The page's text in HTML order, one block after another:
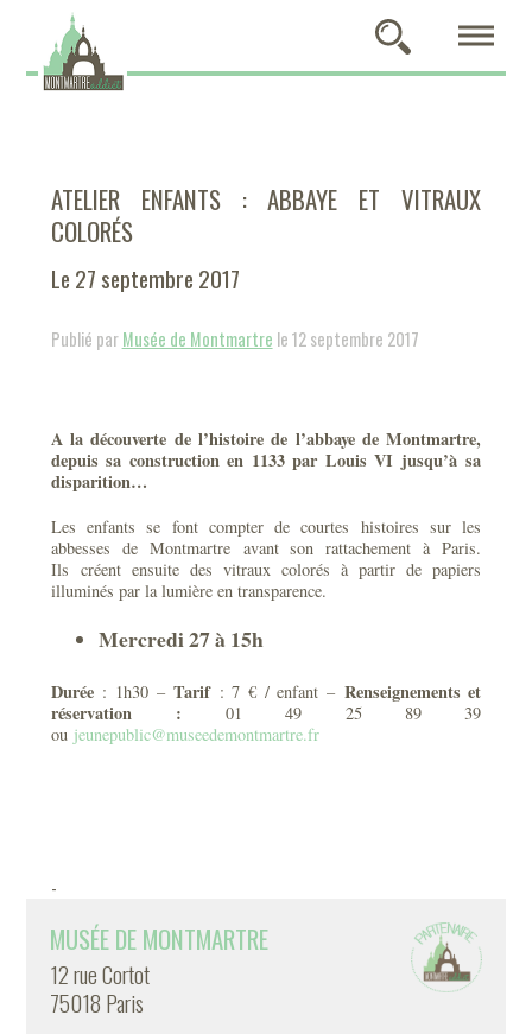
ATELIER ENFANTS : ABBAYE ET VITRAUX
COLORÉS
Le 27 septembre 2017
Publié parMusée de Montmartre le 12 septembre 2017
A la découverte de l’histoire de l’abbaye de Montmartre,
depuis sa construction en 1133 par Louis VI jusqu’à sa
disparition…
Les enfants se font compter de courtes histoires sur les
abbesses de Montmartre avant son rattachement à Paris.
Ils créent ensuite des vitraux colorés à partir de papiers
illuminés par la lumière en transparence.
Mercredi 27 à 15h
Durée: 1h30 –Tarif: 7 € / enfant – Renseignements et
réservation :01 49 25 89 39
ou jeunepublic@museedemontmartre.fr
-
MUSÉE DE MONTMARTRE
12 rue Cortot
75018 Paris